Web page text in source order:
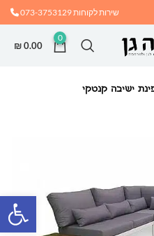
שירות לקוחות073-3753129
0
₪0.00
ישיבה קנטקי